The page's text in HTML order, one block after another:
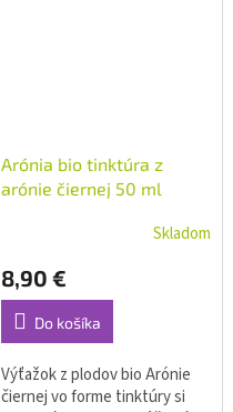
Arónia bio tinktúra z
arónie čiernej 50 ml
Skladom
8,90 €
Do košíka
Výťažok z plodov bio Arónie
čiernej vo forme tinktúry si